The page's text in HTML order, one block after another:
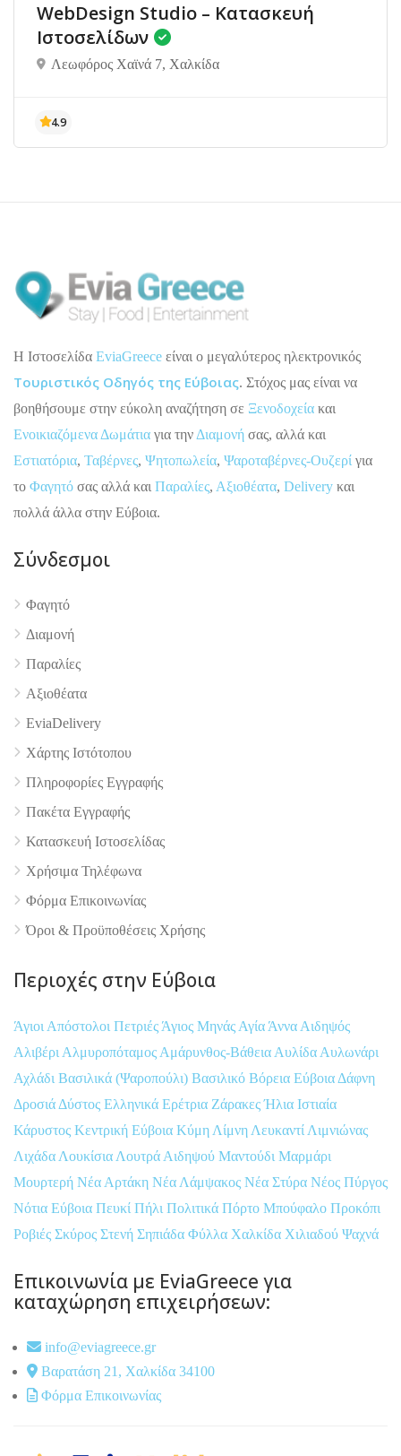
WebDesign Studio – Κατασκευή
Ιστοσελίδων
Λεωφόρος Χαϊνά 7, Χαλκίδα
4.9
H Ιστοσελίδα EviaGreece είναι ο μεγαλύτερος ηλεκτρονικός
Τουριστικός Οδηγός της Εύβοιας. Στόχος μας είναι να
βοηθήσουμε στην εύκολη αναζήτηση σε Ξενοδοχεία και
Ενοικιαζόμενα Δωμάτια για την Διαμονή σας, αλλά και
Εστιατόρια, Ταβέρνες, Ψητοπωλεία, Ψαροταβέρνες-Ουζερί για
το Φαγητό σας αλλά και Παραλίες, Αξιοθέατα, Delivery και
πολλά άλλα στην Εύβοια.
Σύνδεσμοι
Φαγητό
Διαμονή
Παραλίες
Αξιοθέατα
EviaDelivery
Χάρτης Ιστότοπου
Πληροφορίες Εγγραφής
Πακέτα Εγγραφής
Κατασκευή Ιστοσελίδας
Χρήσιμα Τηλέφωνα
Φόρμα Επικοινωνίας
Όροι & Προϋποθέσεις Xρήσης
Περιοχές στην Εύβοια
Άγιοι Απόστολοι Πετριές Άγιος Μηνάς Αγία Άννα Αιδηψός
Αλιβέρι Αλμυροπόταμος Αμάρυνθος-Βάθεια Αυλίδα Αυλωνάρι
Αχλάδι Βασιλικά (Ψαροπούλι) Βασιλικό Βόρεια Εύβοια Δάφνη
Δροσιά Δύστος Ελληνικά Ερέτρια ΖάρακεςΉλια Ιστιαία
Κάρυστος Κεντρική Εύβοια Κύμη Λίμνη Λευκαντί Λιμνιώνας
Λιχάδα Λουκίσια Λουτρά Αιδηψού Μαντούδι Μαρμάρι
Μουρτερή Νέα Αρτάκη Νέα Λάμψακος Νέα Στύρα Νέος Πύργος
Νότια Εύβοια Πευκί Πήλι Πολιτικά Πόρτο Μπούφαλο Προκόπι
Ροβιές Σκύρος Στενή Σηπιάδα Φύλλα Χαλκίδα Χιλιαδού Ψαχνά
Επικοινωνία με EviaGreece για
καταχώρηση επιχειρήσεων:
info@eviagreece.gr
Βαρατάση 21, Χαλκίδα 34100
Φόρμα Επικοινωνίας